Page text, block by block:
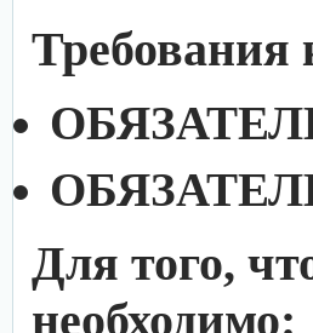
Требования
Для того,
необходимо: